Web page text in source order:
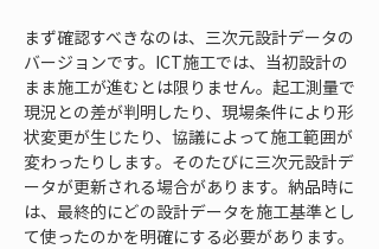
まず確認すべきなのは、三次元設計データの
バージョンです。ICT施工では、当初設計の
まま施工が進むとは限りません。起工測量で
現況との差が判明したり、現場条件により形
状変更が生じたり、協議によって施工範囲が
変わったりします。そのたびに三次元設計デ
ータが更新される場合があります。納品時に
は、最終的にどの設計データを施工基準とし
て使ったのかを明確にする必要があります。